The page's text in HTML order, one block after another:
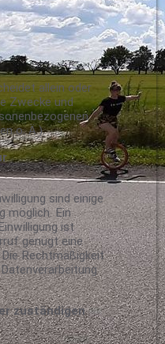
allein oder
Zwecke und
o. Ä.).
sind einige
möglich. Ein
ist
genügt eine
Rechtmäßigkeit
zuständigen